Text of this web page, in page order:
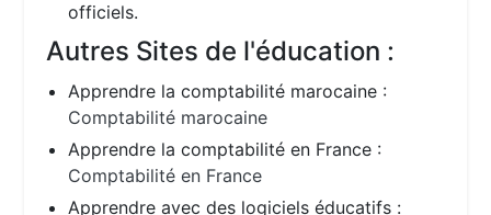
officiels.
Autres Sites de l'éducation :
Apprendre la comptabilité marocaine :
Comptabilité marocaine
Apprendre la comptabilité en France :
Comptabilité en France
Apprendre avec des logiciels éducatifs :